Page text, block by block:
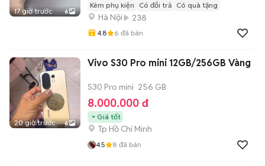
17 giờ trước 6
Kèm phụ kiện Có đổi trả Có quà tặng
Hà Nội 238
4.8 6 đã bán
20 giờ trước 6
Vivo S30 Pro mini 12GB/256GB Vàng
S30 Pro mini 256 GB
8.000.000 đ
Giá tốt
Tp Hồ Chí Minh
4.5 8 đã bán